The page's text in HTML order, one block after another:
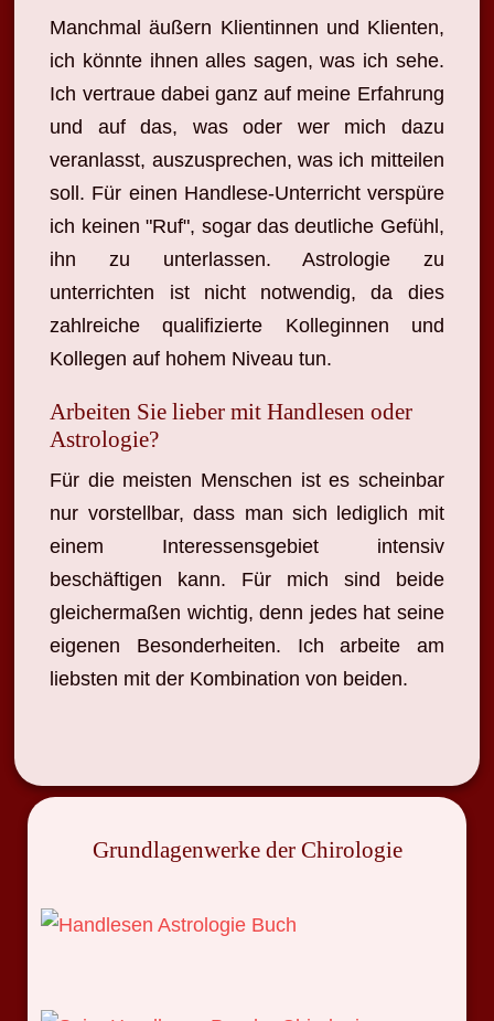
Manchmal äußern Klientinnen und Klienten,
ich könnte ihnen alles sagen, was ich sehe.
Ich vertraue dabei ganz auf meine Erfahrung
und auf das, was oder wer mich dazu
veranlasst, auszusprechen, was ich mitteilen
soll. Für einen Handlese-Unterricht verspüre
ich keinen "Ruf", sogar das deutliche Gefühl,
ihn zu unterlassen. Astrologie zu
unterrichten ist nicht notwendig, da dies
zahlreiche qualifizierte Kolleginnen und
Kollegen auf hohem Niveau tun.
Arbeiten Sie lieber mit Handlesen oder
Astrologie?
Für die meisten Menschen ist es scheinbar
nur vorstellbar, dass man sich lediglich mit
einem Interessensgebiet intensiv
beschäftigen kann. Für mich sind beide
gleichermaßen wichtig, denn jedes hat seine
eigenen Besonderheiten. Ich arbeite am
liebsten mit der Kombination von beiden.
Grundlagenwerke der Chirologie